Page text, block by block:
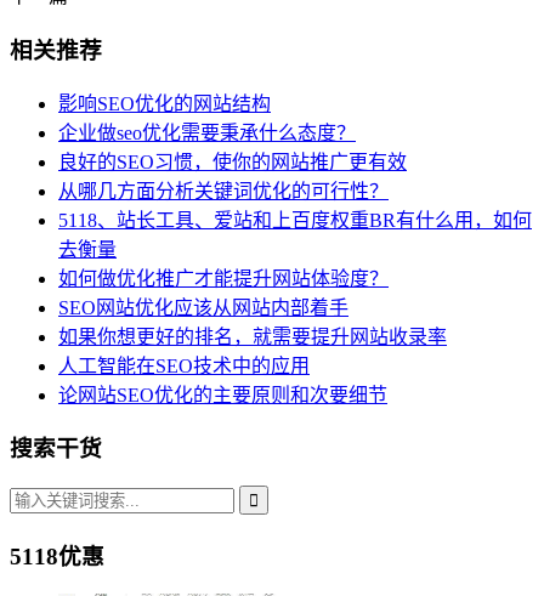
相关推荐
影响SEO优化的网站结构
企业做seo优化需要秉承什么态度？
良好的SEO习惯，使你的网站推广更有效
从哪几方面分析关键词优化的可行性？
5118、站长工具、爱站和上百度权重BR有什么用，如何
去衡量
如何做优化推广才能提升网站体验度？
SEO网站优化应该从网站内部着手
如果你想更好的排名，就需要提升网站收录率
人工智能在SEO技术中的应用
论网站SEO优化的主要原则和次要细节
搜索干货
5118优惠